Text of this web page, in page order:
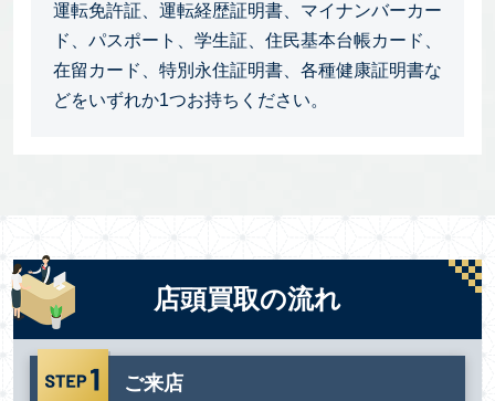
運転免許証、運転経歴証明書、マイナンバーカー
ド、パスポート、学生証、住民基本台帳カード、
在留カード、特別永住証明書、各種健康証明書な
どをいずれか1つお持ちください。
店頭買取の流れ
ご来店